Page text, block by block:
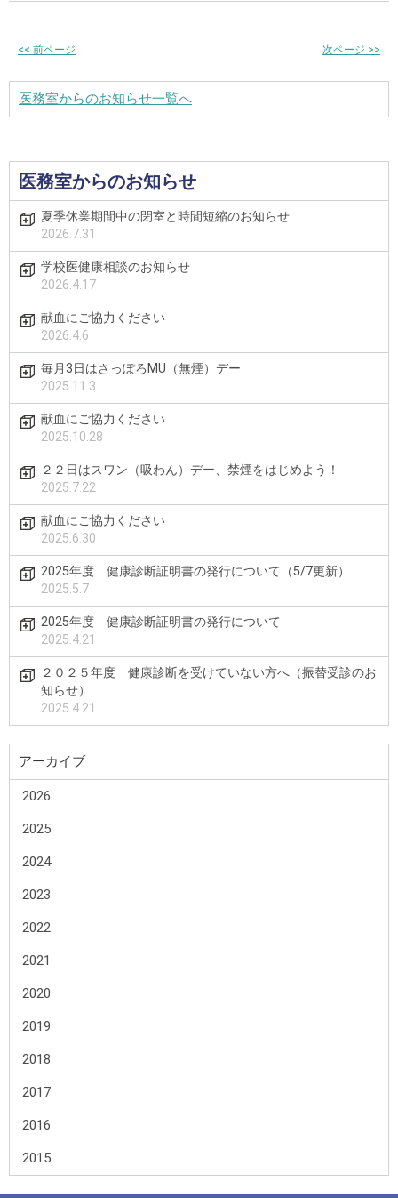
<< 前ページ 次ページ >>
医務室からのお知らせ一覧へ
医務室からのお知らせ
夏季休業期間中の閉室と時間短縮のお知らせ
2026.7.31
学校医健康相談のお知らせ
2026.4.17
献血にご協力ください
2026.4.6
毎月3日はさっぽろMU（無煙）デー
2025.11.3
献血にご協力ください
2025.10.28
２２日はスワン（吸わん）デー、禁煙をはじめよう！
2025.7.22
献血にご協力ください
2025.6.30
2025年度 健康診断証明書の発行について（5/7更新）
2025.5.7
2025年度 健康診断証明書の発行について
2025.4.21
２０２５年度 健康診断を受けていない方へ（振替受診のお
知らせ）
2025.4.21
アーカイブ
2026
2025
2024
2023
2022
2021
2020
2019
2018
2017
2016
2015